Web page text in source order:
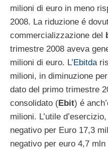
milioni di euro in meno
2008. La riduzione é
commercializzazione del
trimestre 2008 aveva
milioni di euro. L’Ebitda
milioni, in diminuzione
dato del primo trimestre
consolidato (Ebit) é
milioni. L’utile
negativo per Euro 17,3
negativo per euro 4,7